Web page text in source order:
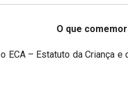
O que
ECA – Estatuto da Criança